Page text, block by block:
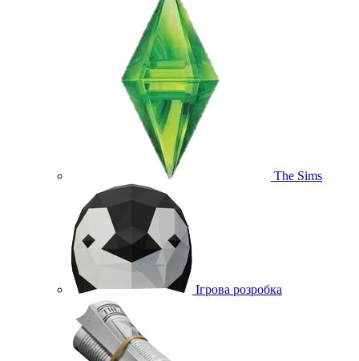
The Sims
Ігрова розробка